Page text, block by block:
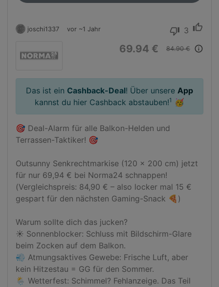
joschi1337 vor ~1 Jahr thumb_down 3 thumb_up
69.94 € 84.90 € info_outline
Das ist ein Cashback-Deal! Über unsere App
kannst du hier Cashback abstauben!1 🥳
🎯 Deal-Alarm für alle Balkon-Helden und
Terrassen-Taktiker! 🎯
Outsunny Senkrechtmarkise (120 x 200 cm) jetzt
für nur 69,94 € bei Norma24 schnappen!
(Vergleichspreis: 84,90 € – also locker mal 15 €
gespart für den nächsten Gaming-Snack 🍕)
Warum sollte dich das jucken?
☀️ Sonnenblocker: Schluss mit Bildschirm-Glare
beim Zocken auf dem Balkon.
💨 Atmungsaktives Gewebe: Frische Luft, aber
kein Hitzestau = GG für den Sommer.
🌦️ Wetterfest: Schimmel? Fehlanzeige. Das Teil